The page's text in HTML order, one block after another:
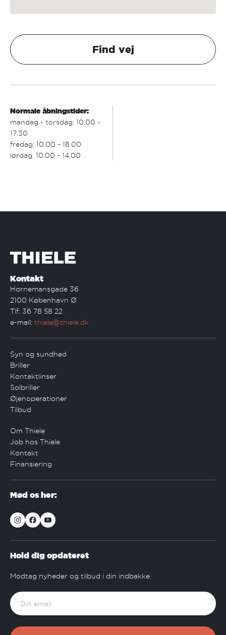
Find vej
Normale åbningstider:
mandag - torsdag: 10.00 -
17.30
fredag: 10.00 - 18.00
lørdag: 10.00 - 14.00
Kontakt
Hornemansgade 36
2100 København Ø
Tlf: 36 78 58 22
e-mail: thiele@thiele.dk
Syn og sundhed
Briller
Kontaktlinser
Solbriller
Øjenoperationer
Tilbud
Om Thiele
Job hos Thiele
Kontakt
Finansiering
Mød os her:
Hold dig opdateret
Modtag nyheder og tilbud i din indbakke.